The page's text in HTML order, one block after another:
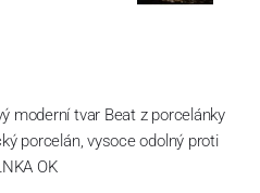
moderní tvar Beat z porcelánky
porcelán, vysoce odolný proti
OK